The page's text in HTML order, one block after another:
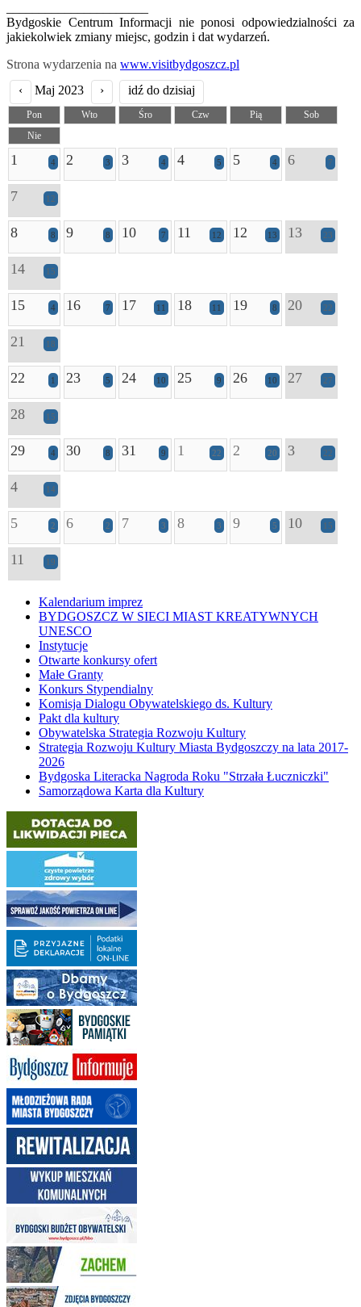
Bydgoskie Centrum Informacji nie ponosi odpowiedzialności za
jakiekolwiek zmiany miejsc, godzin i dat wydarzeń.
Strona wydarzenia na www.visitbydgoszcz.pl
‹
Maj 2023 › idź do dzisiaj
Pon Wto Śro Czw Pią
Sob
Nie
1 4 2 3 3 4 4 5 5 4 6 7
7 12
8 8 9 8 10 7 11 12 12 13 13 23
14 15
15 4 16 7 17 11 18 11 19 8 20 22
21 18
22 1 23 5 24 10 25 9 26 10 27 27
28 15
29 4 30 8 31 9 1 22 2 20 3 22
4 14
5 2 6 2 7 3 8 3 9 5 10 15
11 19
Kalendarium imprez
BYDGOSZCZ W SIECI MIAST KREATYWNYCH
UNESCO
Instytucje
Otwarte konkursy ofert
Małe Granty
Konkurs Stypendialny
Komisja Dialogu Obywatelskiego ds. Kultury
Pakt dla kultury
Obywatelska Strategia Rozwoju Kultury
Strategia Rozwoju Kultury Miasta Bydgoszczy na lata 2017-
2026
Bydgoska Literacka Nagroda Roku "Strzała Łuczniczki"
Samorządowa Karta dla Kultury